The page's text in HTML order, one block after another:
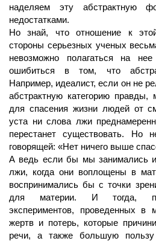
наделяем эту абстрактную
недостатками.
Но знай, что отношение к
стороны серьезных ученых
невозможно полагаться на
ошибиться в том, что
Например, идеалист, если он не
абстрактную категорию
для спасения жизни людей от
уста ни слова лжи
перестанет существовать. Но
говорящей: «Нет ничего выше
А ведь если бы мы занимались
лжи, когда они воплощены в
воспринимались бы с точки
для материи. И тогда,
экспериментов, проведенных в
жертв и потерь, которые
речи, а также большую пользу